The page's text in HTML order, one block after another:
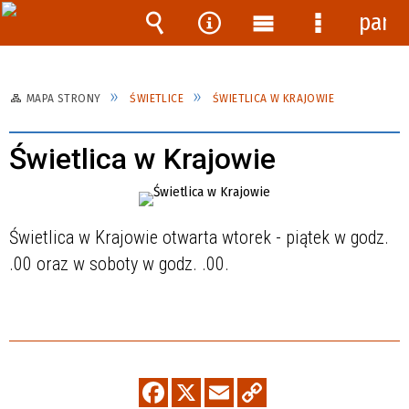
MAPA STRONY ŚWIETLICE ŚWIETLICA W KRAJOWIE
Świetlica w Krajowie
Świetlica w Krajowie otwarta wtorek - piątek w godz.
.00 oraz w soboty w godz. .00.
Wyszukiwarka
Narzędzia
MenuMenu